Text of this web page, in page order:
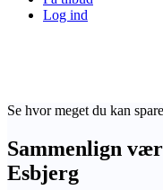
Log ind
Se hvor meget du kan spare
Sammenlign
Esbjerg